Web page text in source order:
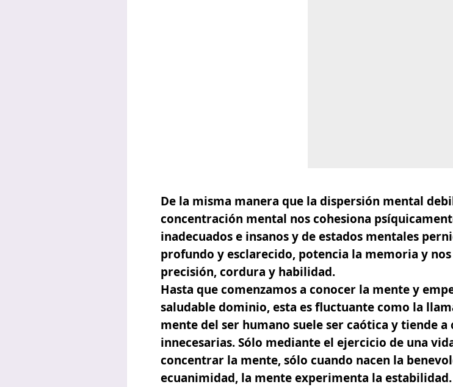
De la misma manera que la dispersión mental
concentración mental nos cohesiona
inadecuados e insanos y de estados mentales
profundo y esclarecido, potencia la memoria y
precisión, cordura y habilidad.
Hasta que comenzamos a conocer la mente y
saludable dominio, esta es fluctuante como la
mente del ser humano suele ser caótica y tiende
innecesarias. Sólo mediante el ejercicio de una
concentrar la mente, sólo cuando nacen la
ecuanimidad, la mente experimenta la estabilidad.